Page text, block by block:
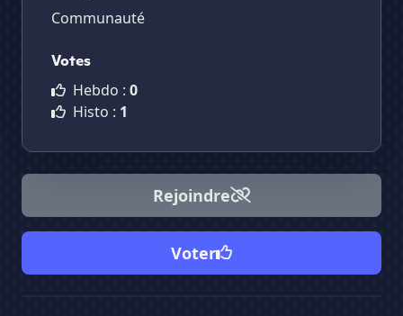
Communauté
Votes
Hebdo : 0
Histo : 1
Rejoindre
Voter